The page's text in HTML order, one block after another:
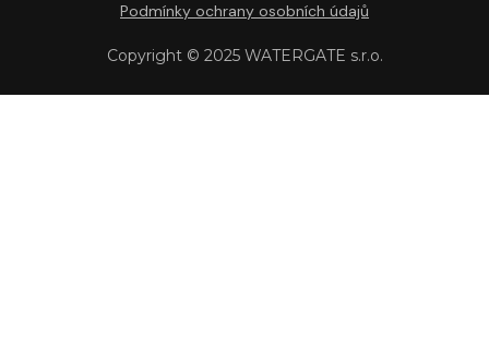
Copyright © 2025 WATERGATE s.r.o.
Podmínky ochrany osobních údajů